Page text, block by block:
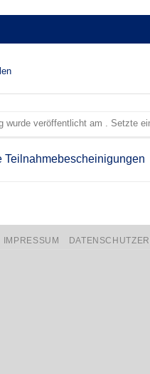
wurde veröffentlicht am . Setzte
Teilnahmebescheinigungen
IMPRESSUM